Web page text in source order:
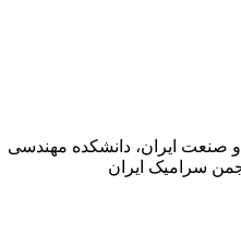
صنعت ایران، دانشکده مهندسی
سرامیک ایران